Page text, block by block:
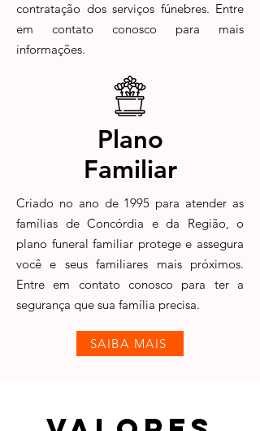
contratação dos serviços fúnebres. Entre
em contato conosco para mais
informações.
Plano
Familiar
Criado no ano de 1995 para atender as
famílias de Concórdia e da Região, o
plano funeral familiar protege e assegura
você e seus familiares mais próximos.
Entre em contato conosco para ter a
segurança que sua família precisa.
SAIBA MAIS